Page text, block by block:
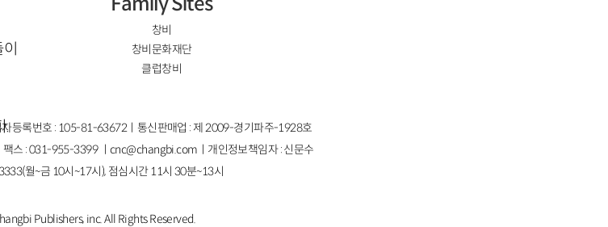
.
창비
창비문화재단
클럽창비
등록번호 : 105-81-63672ㅣ통신판매업 : 제 2009-경기파주-1928호
팩스 : 031-955-3399 ㅣcnc@changbi.com ㅣ개인정보책임자 : 신문수
월~금 10시~17시), 점심시간 11시 30분~13시
Publishers, inc. All Rights Reserved.